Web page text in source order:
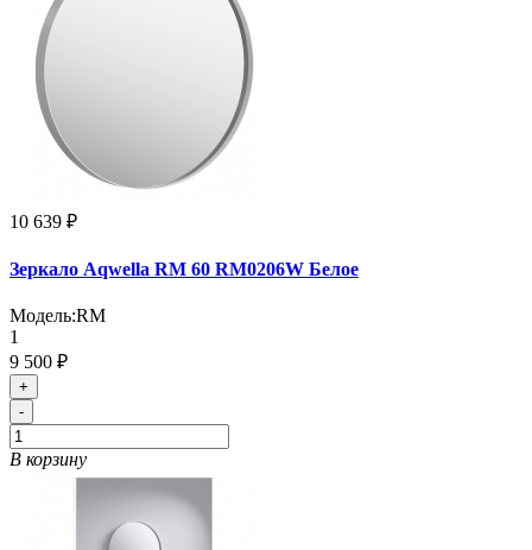
10 639 ₽
Зеркало Aqwella RM 60 RM0206W Белое
Модель:RM
1
9 500 ₽
+
-
В корзину